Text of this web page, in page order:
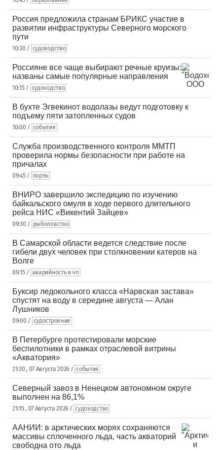
Россия предложила странам БРИКС участие в
развитии инфраструктуры Северного морского
пути
10:30 / судоходство
Россияне все чаще выбирают речные круизы:
названы самые популярные направления
10:15 / судоходство
В бухте Эгвекинот водолазы ведут подготовку к
подъему пяти затопленных судов
10:00 / события
Служба производственного контроля ММТП
проверила нормы безопасности при работе на
причалах
09:45 / порты
ВНИРО завершило экспедицию по изучению
байкальского омуля в ходе первого длительного
рейса НИС «Викентий Зайцев»
09:30 / рыболовство
В Самарской области ведется следствие после
гибели двух человек при столкновении катеров на
Волге
09:15 / аварийность и чп
Буксир ледокольного класса «Нарвская застава»
спустят на воду в середине августа — Алан
Лушников
09:00 / судостроение
В Петербурге протестировали морские
беспилотники в рамках отраслевой витрины
«Акватория»
21:30 , 07 Августа 2026 / события
Северный завоз в Ненецком автономном округе
выполнен на 86,1%
21:15 , 07 Августа 2026 / судоходство
ААНИИ: в арктических морях сохраняются
массивы сплоченного льда, часть акваторий
свободна ото льда